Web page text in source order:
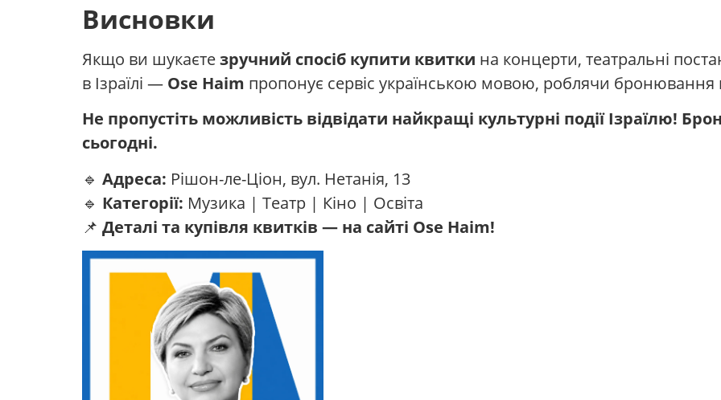
Висновки
Якщо ви шукаєтезручний спосіб купити квитки на концерти, театральні
в Ізраїлі — Ose Haim пропонує сервіс українською мовою, роблячи
Не пропустіть можливість відвідати найкращі культурні події Ізраїлю!
сьогодні.
🔹 Адреса: Рішон-ле-Ціон, вул. Нетанія, 13
🔹 Категорії: Музика | Театр | Кіно | Освіта
📌 Деталі та купівля квитків — на сайті Ose Haim!